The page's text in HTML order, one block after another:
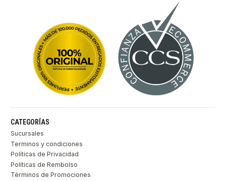
CATEGORÍAS
Sucursales
Terminos y condiciones
Políticas de Privacidad
Políticas de Rembolso
Términos de Promociones